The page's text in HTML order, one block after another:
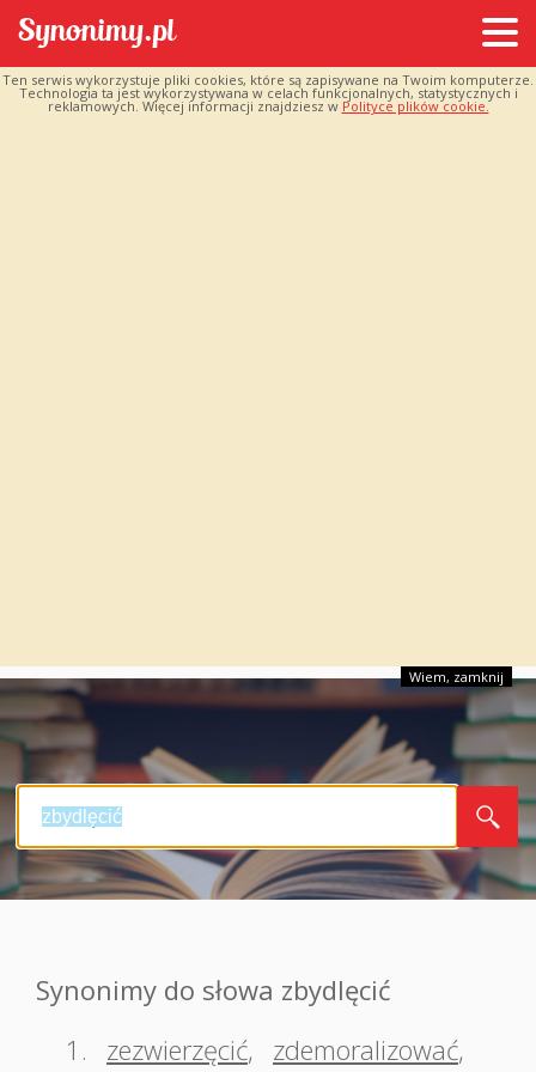
Ten serwis wykorzystuje pliki cookies, które są zapisywane na Twoim komputerze.
Technologia ta jest wykorzystywana w celach funkcjonalnych, statystycznych i
reklamowych. Więcej informacji znajdziesz w Polityce plików cookie.
Wiem, zamknij
Synonimy do słowa zbydlęcić
1.
zezwierzęcić, zdemoralizować,